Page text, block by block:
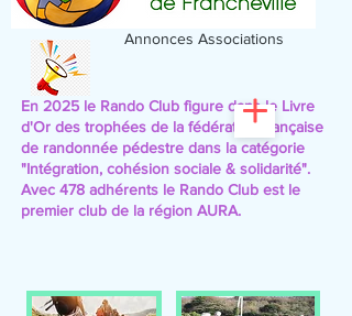
En 2025 le Rando Club figure dans le Livre
d'Or des trophées de la fédération française
de randonnée pédestre dans la catégorie
"Intégration, cohésion sociale & solidarité".
Avec 478 adhérents le Rando Club est le
premier club de la région AURA.
Annonces Associations